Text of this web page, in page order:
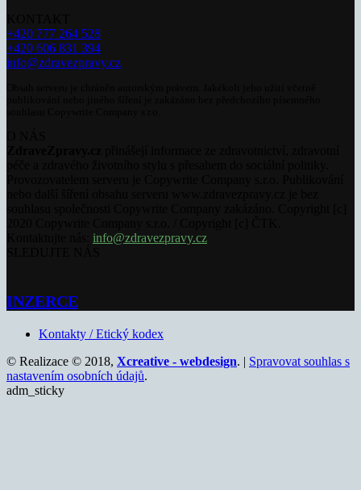
+420 777 264 528
+420 606 831 394
info@zdravezpravy.cz
info@zdravezpravy.cz
INZERCE
Kontakty / Etický kodex
© Realizace © 2018, Xcreative - webdesign. | Spravovat souhlas s
nastavením osobních údajů.
adm_sticky